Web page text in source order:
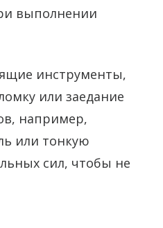
выполнении
инструменты,
или заедание
например,
или тонкую
сил, чтобы не